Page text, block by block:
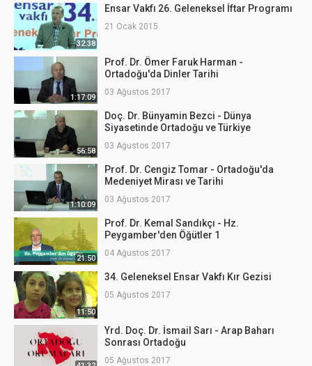
32:38
Ensar Vakfı 26. Geleneksel İftar Programı
21 Ocak 2015
1:17:09
Prof. Dr. Ömer Faruk Harman -
Ortadoğu'da Dinler Tarihi
03 Ağustos 2017
56:58
Doç. Dr. Bünyamin Bezci - Dünya
Siyasetinde Ortadoğu ve Türkiye
03 Ağustos 2017
1:10:09
Prof. Dr. Cengiz Tomar - Ortadoğu'da
Medeniyet Mirası ve Tarihi
03 Ağustos 2017
21:50
Prof. Dr. Kemal Sandıkçı - Hz.
Peygamber'den Öğütler 1
04 Ağustos 2017
11:50
34. Geleneksel Ensar Vakfı Kır Gezisi
05 Ağustos 2017
Yrd. Doç. Dr. İsmail Sarı - Arap Baharı
Sonrası Ortadoğu
05 Ağustos 2017